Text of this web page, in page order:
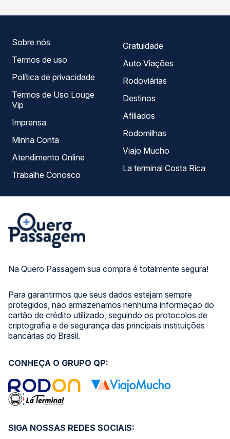
Na Quero Passagem sua compra é totalmente segura!
Para garantirmos que seus dados estejam sempre
protegidos, não armazenamos nenhuma informação do
cartão de crédito utilizado, seguindo os protocolos de
criptografia e de segurança das principais instituições
bancárias do Brasil.
Sobre nós
Termos de uso
Política de privacidade
Termos de Uso Louge
Vip
Imprensa
Minha Conta
Atendimento Online
Trabalhe Conosco
Gratuidade
Auto Viações
Rodoviárias
Destinos
Afiliados
Rodomilhas
Viajo Mucho
La terminal Costa Rica
SIGA NOSSAS REDES SOCIAIS:
CONHEÇA O GRUPO QP: